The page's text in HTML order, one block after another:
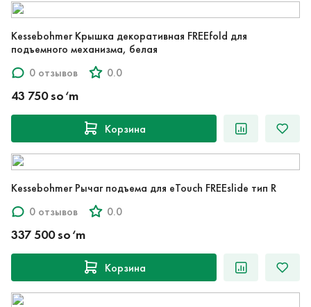
Kessebohmer Крышка декоративная FREEfold для
подъемного механизма, белая
0 отзывов
0.0
43 750 so‘m
Корзина
Kessebohmer Рычаг подъема для eTouch FREEslide тип R
0 отзывов
0.0
337 500 so‘m
Корзина